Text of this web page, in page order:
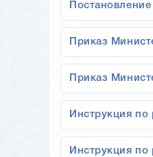
Приказ
Приказ
Инструкция по
Инструкция по